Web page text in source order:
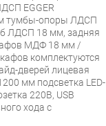
EGGER
тумбы-опоры ЛДСП
ЛДСП 18 мм, задняя
МДФ 18 мм /
комплектуются
дверей лицевая
мм подсветка LED-
220В, USB
хода с